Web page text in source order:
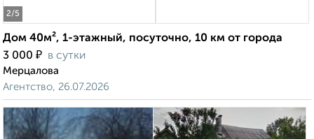
2/5
Дом 40м², 1-этажный, посуточно, 10 км от города
3 000 ₽ в сутки
Мерцалова
Агентство, 26.07.2026